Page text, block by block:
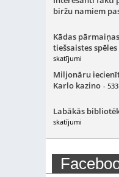
biržu namiem
Kādas
tiešsaistes
skatījumi
Miljonāru
Karlo kazino -
Labākās
skatījumi